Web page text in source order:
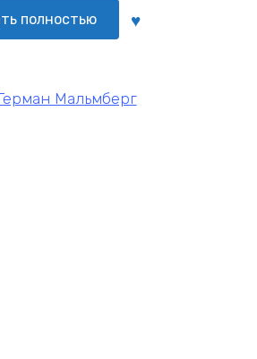
полностью
Мальмберг